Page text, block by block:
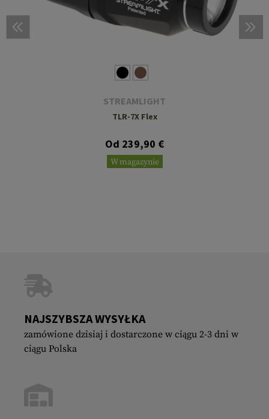
STREAMLIGHT
TLR-7X Flex
Od 239,90 €
W magazynie
NAJSZYBSZA WYSYŁKA
zamówione dzisiaj i dostarczone w ciągu 2-3 dni w
ciągu Polska